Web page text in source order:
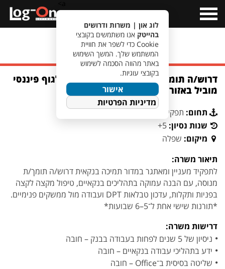
Menu
מעבר לחיפוש משרות
דרוש/ה תומך/ת למדור תמיכה בנקאית לגוף פיננסי
מוביל באזור השפלה
תחום: תפקידים נוספים
שנות נסיון: 5+
מיקום: שפלה
תיאור משרה:
לתפקיד מעניין ומאתגר במדור תמיכה בנקאית דרוש/ה תומך/ת
מנוסה, עם הבנה עמוקה בתהליכים בנקאיים, טיפול מקצה לקצה
בפניות ותקלות, עדכון טבלאות DPT ועבודה מול ממשקים פנימיים.
*תורנות שישי אחת ל־5–6 שבועות*
דרישות משרה:
ניסיון של 5 שנים לפחות בעבודה בבנק – חובה
ידע בתהליכי עבודה בנקאיים – חובה
שליטה בסיסית ב־Office – חובה
לוג און | משרות ודרושים
בהייטק אנו משתמשים בקובצי
Cookie כדי לשפר את חוויית
המשתמש שלך. המשך השימוש
באתר מהווה הסכמה לשימוש
בקובצי עוגיות.
אישור
מדיניות הפרטיות